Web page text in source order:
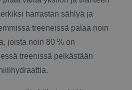
harrastan sählyä ja
treeneissä palaa noin
joista noin 80 % on
treenissä pelkästään